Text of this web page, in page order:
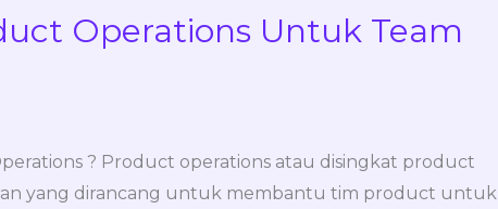
Operations Untuk Team
? Product operations atau disingkat product
yang dirancang untuk membantu tim product untuk